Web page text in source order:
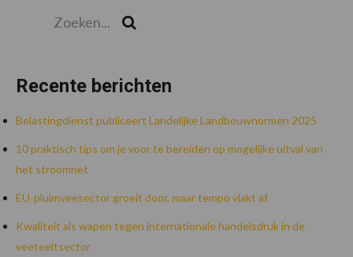
Recente berichten
Belastingdienst publiceert Landelijke Landbouwnormen 2025
10 praktisch tips om je voor te bereiden op mogelijke uitval van
het stroomnet
EU-pluimveesector groeit door, maar tempo vlakt af
Kwaliteit als wapen tegen internationale handelsdruk in de
veeteeltsector